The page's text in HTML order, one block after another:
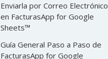
Enviarla por Correo Electrónico
en FacturasApp for Google
Sheets™
Guía General Paso a Paso de
FacturasApp for Google